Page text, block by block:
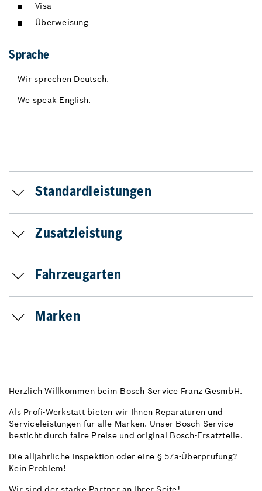
Visa
Überweisung
Sprache
Wir sprechen Deutsch.
We speak English.
Standardleistungen
Zusatzleistung
Fahrzeugarten
Marken
Herzlich Willkommen beim Bosch Service Franz GesmbH.
Als Profi-Werkstatt bieten wir Ihnen Reparaturen und
Serviceleistungen für alle Marken. Unser Bosch Service
besticht durch faire Preise und original Bosch-Ersatzteile.
Die alljährliche Inspektion oder eine § 57a-Überprüfung?
Kein Problem!